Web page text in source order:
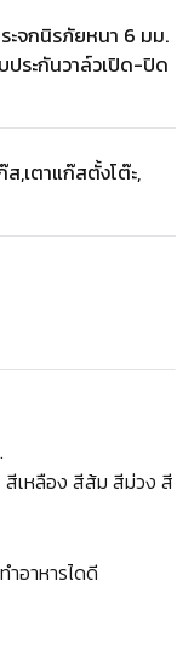
ะจกนิรภัยหนา 6 มม.
ประกันวาล์วเปิด-ปิด
ส,เตาแก๊สตั้งโต๊ะ,
เหลือง สีส้ม สีม่วง สี
อาหารไดดี